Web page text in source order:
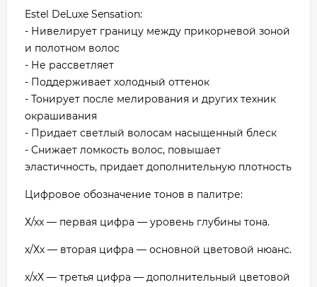
Estel DeLuxe Sensation:
- Нивелирует границу между прикорневой зоной
и полотном волос
- Не рассветляет
- Поддерживает холодный оттенок
- Тонирует после мелирования и других техник
окрашивания
- Придает светлый волосам насыщенный блеск
- Снижает ломкость волос, повышает
эластичность, придает дополнительную плотность
Цифровое обозначение тонов в палитре:
Х/хх — первая цифра — уровень глубины тона.
х/Хх — вторая цифра — основной цветовой нюанс.
х/хХ — третья цифра — дополнительный цветовой